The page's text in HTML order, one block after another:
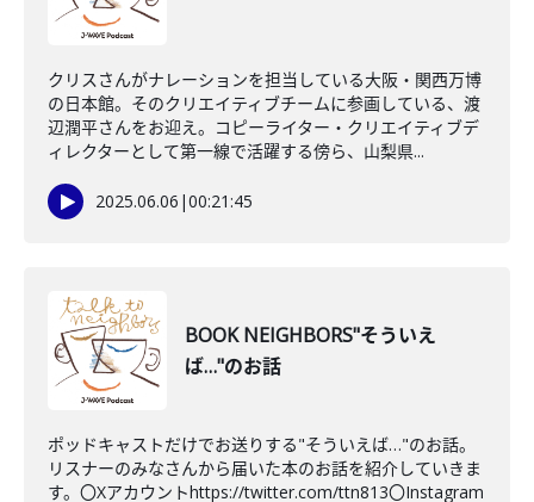
クリスさんがナレーションを担当している大阪・関西万博
の日本館。そのクリエイティブチームに参画している、渡
辺潤平さんをお迎え。コピーライター・クリエイティブデ
ィレクターとして第一線で活躍する傍ら、山梨県...
2025.06.06 |00:21:45
BOOK NEIGHBORS"そういえ
ば…"のお話
ポッドキャストだけでお送りする"そういえば…"のお話。
リスナーのみなさんから届いた本のお話を紹介していきま
す。〇Xアカウントhttps://twitter.com/ttn813〇Instagram